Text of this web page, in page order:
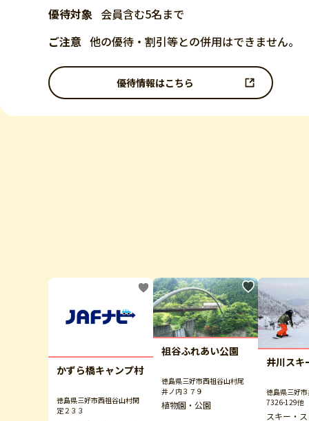
優待対象 会員含む5名まで
ご注意 他の優待・割引等との併用はできません。
優待情報はこちら
かずら橋キャンプ村
徳島県三好市西祖谷山村閑
定２３３
祖谷ふれあい公園
徳島県三好市西祖谷山村尾
井ノ内３７９
植物園・公園
井川スキ
徳島県三好
7326-129他
スキー・